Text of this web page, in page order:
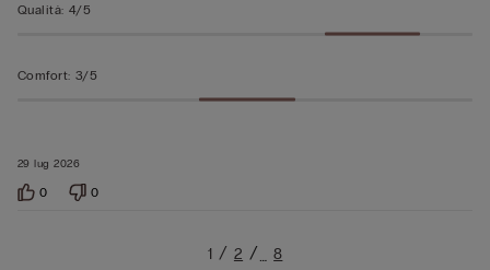
29 lug 2026
Qualità: 4/5
Comfort: 3/5
0 0
1 2 … 8